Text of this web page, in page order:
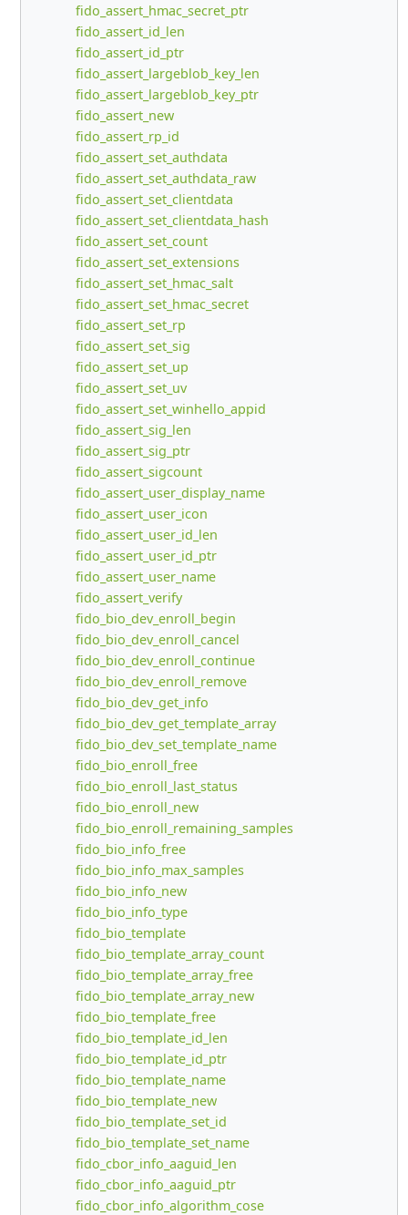
fido_assert_hmac_secret_ptr
fido_assert_id_len
fido_assert_id_ptr
fido_assert_largeblob_key_len
fido_assert_largeblob_key_ptr
fido_assert_new
fido_assert_rp_id
fido_assert_set_authdata
fido_assert_set_authdata_raw
fido_assert_set_clientdata
fido_assert_set_clientdata_hash
fido_assert_set_count
fido_assert_set_extensions
fido_assert_set_hmac_salt
fido_assert_set_hmac_secret
fido_assert_set_rp
fido_assert_set_sig
fido_assert_set_up
fido_assert_set_uv
fido_assert_set_winhello_appid
fido_assert_sig_len
fido_assert_sig_ptr
fido_assert_sigcount
fido_assert_user_display_name
fido_assert_user_icon
fido_assert_user_id_len
fido_assert_user_id_ptr
fido_assert_user_name
fido_assert_verify
fido_bio_dev_enroll_begin
fido_bio_dev_enroll_cancel
fido_bio_dev_enroll_continue
fido_bio_dev_enroll_remove
fido_bio_dev_get_info
fido_bio_dev_get_template_array
fido_bio_dev_set_template_name
fido_bio_enroll_free
fido_bio_enroll_last_status
fido_bio_enroll_new
fido_bio_enroll_remaining_samples
fido_bio_info_free
fido_bio_info_max_samples
fido_bio_info_new
fido_bio_info_type
fido_bio_template
fido_bio_template_array_count
fido_bio_template_array_free
fido_bio_template_array_new
fido_bio_template_free
fido_bio_template_id_len
fido_bio_template_id_ptr
fido_bio_template_name
fido_bio_template_new
fido_bio_template_set_id
fido_bio_template_set_name
fido_cbor_info_aaguid_len
fido_cbor_info_aaguid_ptr
fido_cbor_info_algorithm_cose